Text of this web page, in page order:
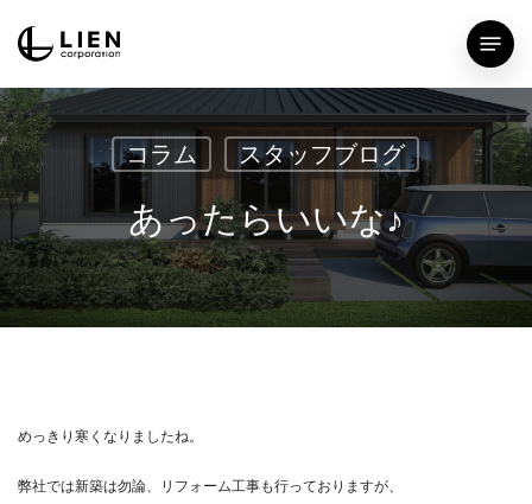
content
Menu
コラム スタッフブログ
あったらいいな♪
めっきり寒くなりましたね。
弊社では新築は勿論、リフォーム工事も行っておりますが、